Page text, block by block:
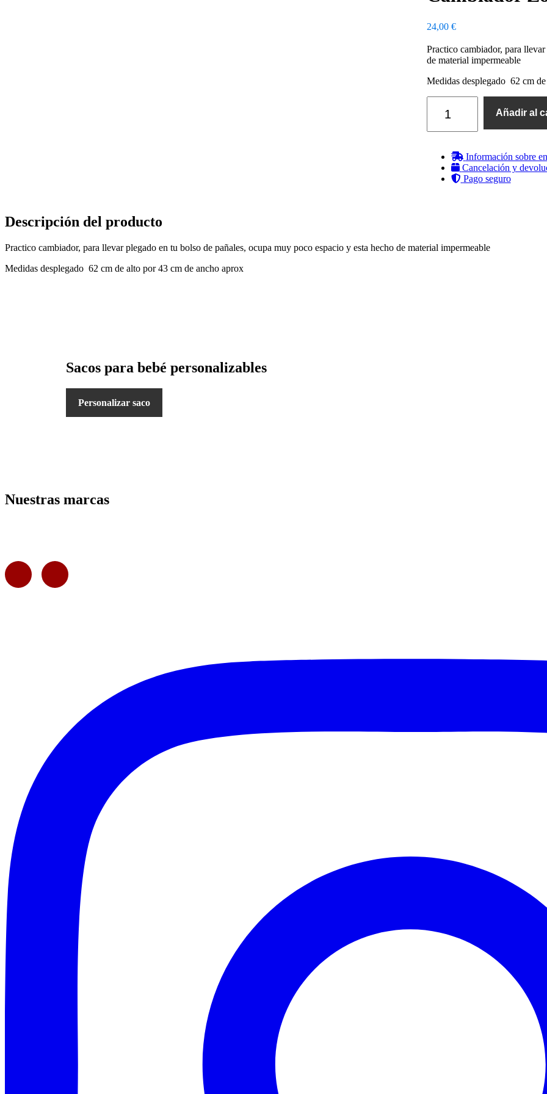
24,00 €
Practico cambiador, para
de material impermeable
Medidas desplegado 62 cm
Añadir al
Información sobre
Cancelación y
Pago seguro
Descripción del producto
Practico cambiador, para llevar plegado en tu bolso de pañales, ocupa muy poco espacio y esta hecho de material impermeable
Medidas desplegado 62 cm de alto por 43 cm de ancho aprox
Sacos para bebé personalizables
Personalizar saco
Nuestras marcas